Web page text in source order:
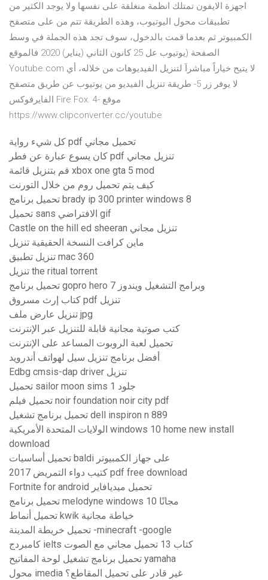
اجهزة الايفون تمتلك انظمة منغلقة على نفسها ولا يوجد الكثير من
تطبيقات محول اليوتيوب، وهذه الطريقة تتم من على متصفح
الكمبيوتر ثم بعدما قمت بالدخول، سوف تجد هذه الجملة في وسط
الصفحة (يوتيوب عل 25 كانون الثاني (يناير) 2020 فالموقع
Youtube.com لا يتيح خياراً مباشراَ لتنزيل الفيديوهات من خلاله، أي
لا يوفر زر 5- طريقة تنزيل الفيديو من يوتيوب عن طريق متصفح
الفايرفوكس Fire Fox. 4- موقع
https://www.clipconverter.cc/youtube
كل شيء رواية pdf تحميل مجاني
كان يسوع عبارة عن فطر pdf تنزيل مجاني
قم بتنزيل قائمة xbox one gta 5 mod
كيف يتم تحميل روم من خلال التورنت
تحميل برنامج brady ip 300 printer windows 8
تحميل sans الافتراضي gif
Castle on the hill ed sheeran تنزيل مجاني
ماين كرافت النسخة الحقيقية تنزيل
تنزيل تطبيق mac 360
تنزيل the ritual torrent
تحميل برنامج gopro hero وبرامج التشغيل ويندوز 7
كتاب إرث مسروق pdf تنزيل
تنزيل عارض ملف jpg
كتب صوتية مجانية قابلة للتنزيل عبر الإنترنت
تحميل لعبة الروبوت المساعد على الإنترنت
أفضل برنامج تنزيل سيل لهواتف أندرويد
Edbg cmsis-dap driver تنزيل
تحميل sailor moon sims 1 جلود
تحميل فيلم noir foundation noir city pdf
تحميل برنامج تشغيل dell inspiron n 889
الولايات المتحدة الأمريكية windows 10 home new install
download
تحميل أساسيات baldi على جهاز الكمبيوتر
كتيب دواء التمريض 2017 pdf free download
Fortnite for android تحميل ميديافاير
تحميل برنامج melodyne windows 10 مجانًا
تحميل أنماط kwik خياطة مجانية
تحميل خريطة المدينة -minecraft -google
كامبردج ielts كتاب 13 تحميل مجاني مع الصوت
تحميل برنامج تشغيل لوحة المفاتيح yamaha
محول imedia غير قادر على تحميل المقاطع؟